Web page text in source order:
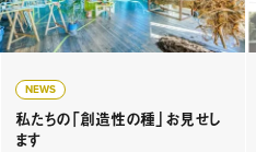
NEWS
私たちの「創造性の種」お見せし
ます